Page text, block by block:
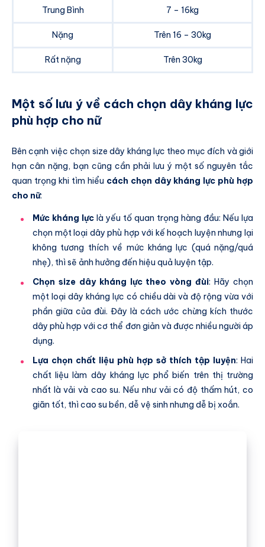
Trung Bình 7 – 16kg
Nặng Trên 16 – 30kg
Rất nặng Trên 30kg
Một số lưu ý về cách chọn dây kháng lực
phù hợp cho nữ
Bên cạnh việc chọn size dây kháng lực theo mục đích và giới
hạn cân nặng, bạn cũng cần phải lưu ý một số nguyên tắc
quan trọng khi tìm hiểu cách chọn dây kháng lực phù hợp
cho nữ:
Mức kháng lực là yếu tố quan trọng hàng đầu: Nếu lựa
chọn một loại dây phù hợp với kế hoạch luyện nhưng lại
không tương thích về mức kháng lực (quá nặng/quá
nhẹ), thì sẽ ảnh hưởng đến hiệu quả luyện tập.
Chọn size dây kháng lực theo vòng đùi: Hãy chọn
một loại dây kháng lực có chiều dài và độ rộng vừa với
phần giữa của đùi. Đây là cách ước chừng kích thước
dây phù hợp với cơ thể đơn giản và được nhiều người áp
dụng.
Lựa chọn chất liệu phù hợp sở thích tập luyện: Hai
chất liệu làm dây kháng lực phổ biến trên thị trường
nhất là vải và cao su. Nếu như vải có độ thấm hút, co
giãn tốt, thì cao su bền, dễ vệ sinh nhưng dễ bị xoắn.